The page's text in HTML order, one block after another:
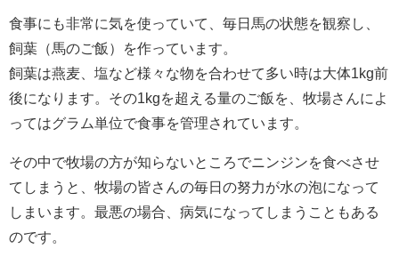
食事にも非常に気を使っていて、毎日馬の状態を観察し、
飼葉（馬のご飯）を作っています。
飼葉は燕麦、塩など様々な物を合わせて多い時は大体1kg前
後になります。その1kgを超える量のご飯を、牧場さんによ
ってはグラム単位で食事を管理されています。
その中で牧場の方が知らないところでニンジンを食べさせ
てしまうと、牧場の皆さんの毎日の努力が水の泡になって
しまいます。最悪の場合、病気になってしまうこともある
のです。